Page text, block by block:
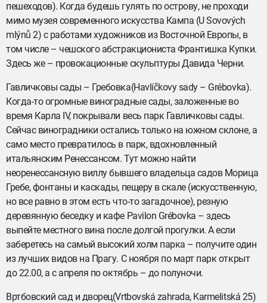
пешеходов). Когда будешь гулять по острову, не проходи
мимо музея современного искусства Кампа (U Sovových
mlýnů 2) с работами художников из Восточной Европы, в
том числе – чешского абстракциониста Франтишка Купки.
Здесь же – провокационные скульптуры Давида Черни.
Гавличковы сады – Гребовка(Havlíčkovy sady – Grébovka).
Когда-то огромные виноградные сады, заложенные во
время Карла IV, покрывали весь парк Гавличковы сады.
Сейчас виноградники остались только на южном склоне, а
само место превратилось в парк, вдохновленный
итальянским Ренессансом. Тут можно найти
неоренессансную виллу бывшего владельца садов Морица
Гребе, фонтаны и каскады, пещеру в скале (искусственную,
но все равно в этом есть что-то загадочное), резную
деревянную беседку и кафе Pavilon Grébovka – здесь
выпейте местного вина после долгой прогулки. А если
заберетесь на самый высокий холм парка – получите один
из лучших видов на Прагу. С ноября по март парк открыт
до 22.00, а с апреля по октябрь – до полуночи.
Вртбовский сад и дворец(Vrtbovská zahrada, Karmelitská 25)